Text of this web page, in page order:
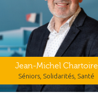
Jean-Michel Chartoire
Séniors, Solidarités, Santé